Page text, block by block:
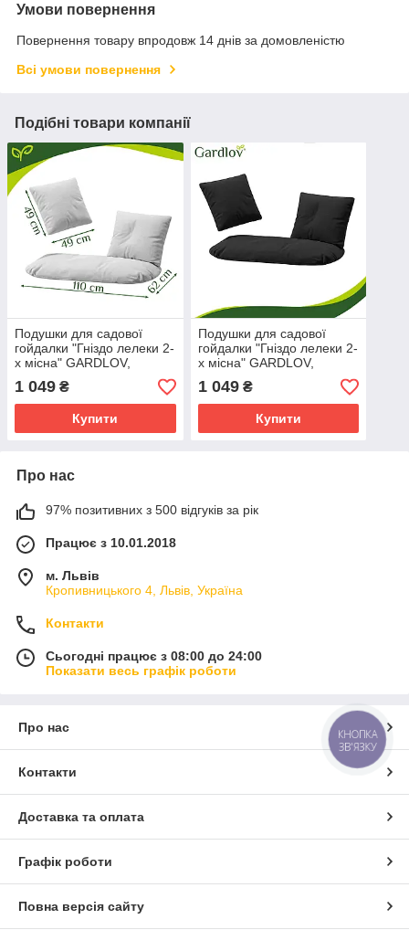
Умови повернення
Повернення товару впродовж 14 днів за домовленістю
Всі умови повернення
Подібні товари компанії
Подушки для садової
гойдалки "Гніздо лелеки 2-
х місна" GARDLOV,
комплект 3 шт, сіра,
двомісна
1 049 ₴
Купити
Подушки для садової
гойдалки "Гніздо лелеки 2-
х місна" GARDLOV,
комплект 3 шт, чорна,
двомісна
1 049₴
Купити
Про нас
97% позитивних з 500 відгуків за рік
Працює з 10.01.2018
м. Львів
Кропивницького 4, Львів, Україна
Контакти
Сьогодні працює з 08:00 до 24:00
Показати весь графік роботи
Про нас
Контакти
Доставка та оплата
Графік роботи
Повна версія сайту
КНОПКА
ЗВ'ЯЗКУ